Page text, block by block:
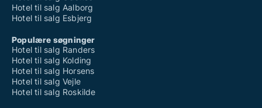
Hotel til salg Aalborg
Hotel til salg Esbjerg
Populære søgninger
Hotel til salg Randers
Hotel til salg Kolding
Hotel til salg Horsens
Hotel til salg Vejle
Hotel til salg Roskilde